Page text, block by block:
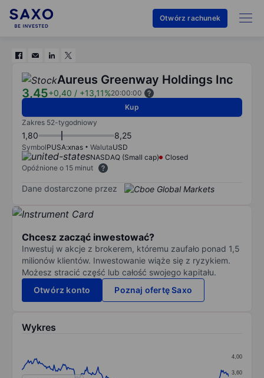
Otwórz rachunek
Aureus Greenway Holdings Inc
3,45+0,40 / +13,11%20:00:00
Kup
Zakres 52-tygodniowy
1,80 8,25
SymbolPUSA:xnas WalutaUSD
NASDAQ (Small cap)
Closed
Opóźnione o 15 minut
Dane dostarczone przez
Chcesz zacząć inwestować?
Inwestuj w akcje z brokerem, któremu zaufało ponad 1,5
milionów klientów. Inwestowanie wiąże się z ryzykiem.
Możesz stracić część lub całość swojego kapitału.
Otwórz konto
Poznaj ofertę Saxo
Wykres
Line chart with 226 data points.
3,60
4,00